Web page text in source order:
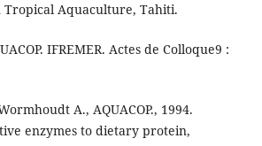
Tropical Aquaculture, Tahiti.
IFREMER. Actes de Colloque9 :
A., AQUACOP., 1994.
enzymes to dietary protein,